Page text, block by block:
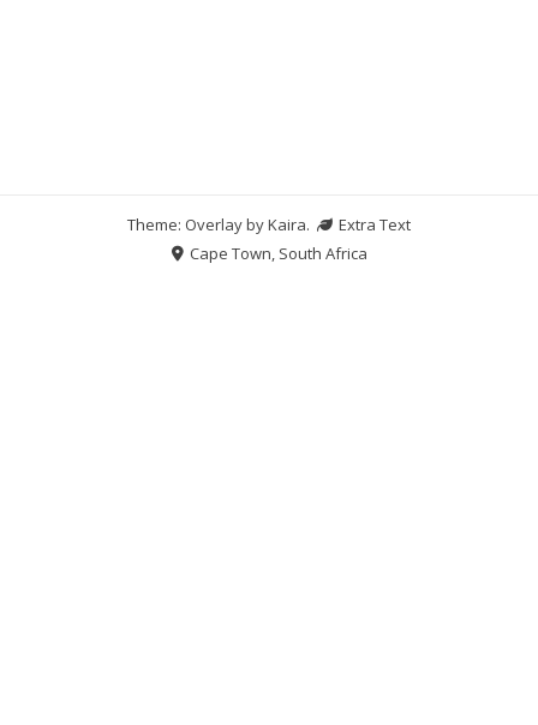
Theme: Overlay byKaira.
Extra Text
Cape Town, South Africa